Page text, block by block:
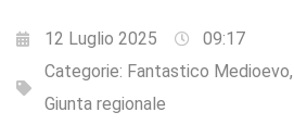
12 Luglio 2025
09:17
Categorie: Fantastico Medioevo,
Giunta regionale